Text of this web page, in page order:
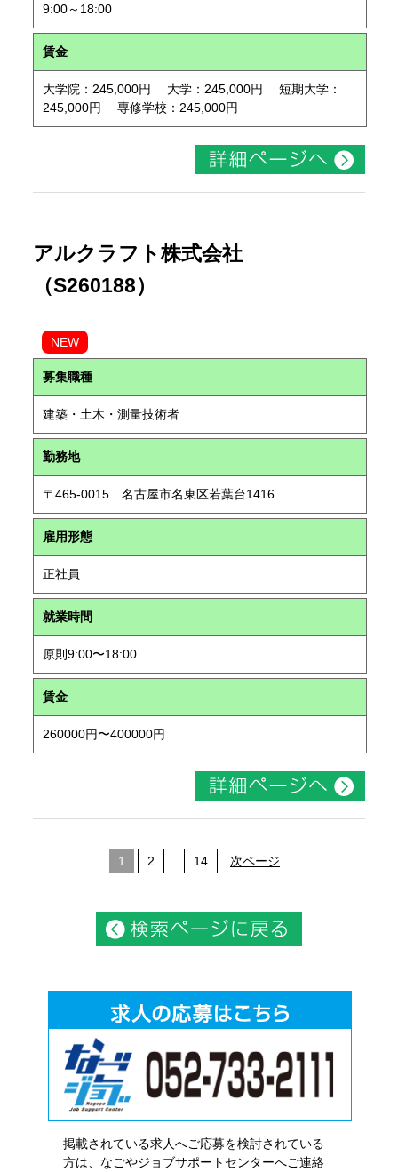
9:00～18:00
賃金
大学院：245,000円 大学：245,000円 短期大学：
245,000円 専修学校：245,000円
アルクラフト株式会社
（S260188）
NEW
募集職種
建築・土木・測量技術者
勤務地
〒465-0015 名古屋市名東区若葉台1416
雇用形態
正社員
就業時間
原則9:00〜18:00
賃金
260000円〜400000円
1 2 14 次ページ
掲載されている求人へご応募を検討されている
方は、なごやジョブサポートセンターへご連絡